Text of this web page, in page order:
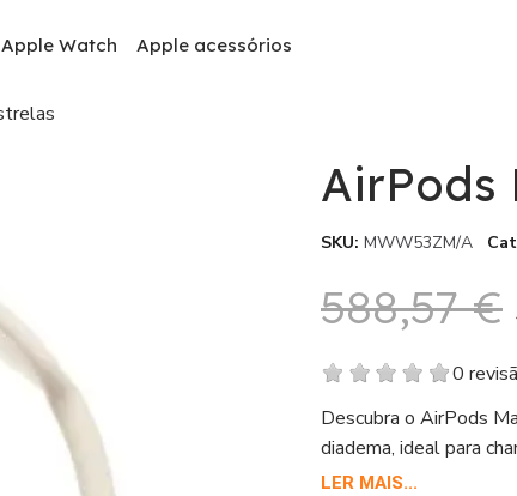
Apple Watch Apple acessórios
AirPods
SKU MWW53ZM/A
588,57 €
0
Descubra o AirPods
diadema, ideal para
fio. Os fones de ouvido
LER MAIS...